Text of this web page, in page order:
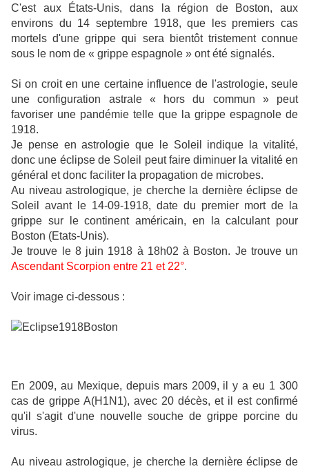
C'est aux États-Unis, dans la région de Boston, aux
environs du 14 septembre 1918, que les premiers cas
mortels d'une grippe qui sera bientôt tristement connue
sous le nom de « grippe espagnole » ont été signalés.
Si on croit en une certaine influence de l'astrologie, seule
une configuration astrale « hors du commun » peut
favoriser une pandémie telle que la grippe espagnole de
1918.
Je pense en astrologie que le Soleil indique la vitalité,
donc une éclipse de Soleil peut faire diminuer la vitalité en
général et donc faciliter la propagation de microbes.
Au niveau astrologique, je cherche la dernière éclipse de
Soleil avant le 14-09-1918, date du premier mort de la
grippe sur le continent américain, en la calculant pour
Boston (Etats-Unis).
Je trouve le 8 juin 1918 à 18h02 à Boston. Je trouve un
Ascendant Scorpion entre 21 et 22°.
Voir image ci-dessous :
En 2009, au Mexique, depuis mars 2009, il y a eu 1 300
cas de grippe A(H1N1), avec 20 décès, et il est confirmé
qu'il s'agit d'une nouvelle souche de grippe porcine du
virus.
Au niveau astrologique, je cherche la dernière éclipse de